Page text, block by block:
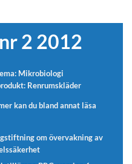
Mikrobiologi
Renrumskläder
kan du bland annat läsa
om övervakning av
2 2012